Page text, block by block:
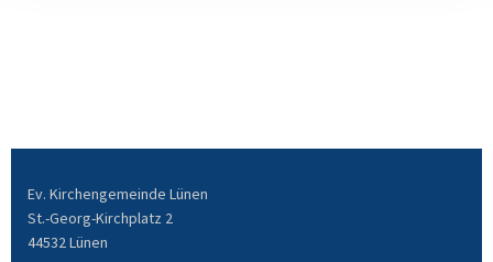
Ev. Kirchengemeinde Lünen
St.-Georg-Kirchplatz 2
44532 Lünen